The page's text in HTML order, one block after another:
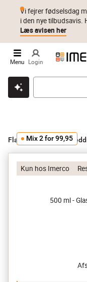
Klik & hent Byt i 1 år
Vi fejrer fødselsdag
i den nye tilbudsavis.
Læs avisen her
Menu Login
Flasker Olie- og
Kun hos Imerco
Mix 2 for 99,95
500 ml -